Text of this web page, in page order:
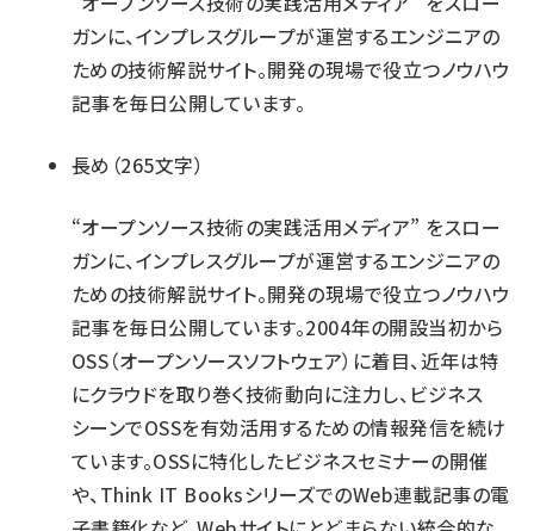
ガンに、インプレスグループが運営するエンジニアの
ための技術解説サイト。開発の現場で役立つノウハウ
記事を毎日公開しています。
長め（265文字）
“オープンソース技術の実践活用メディア” をスロー
ガンに、インプレスグループが運営するエンジニアの
ための技術解説サイト。開発の現場で役立つノウハウ
記事を毎日公開しています。2004年の開設当初から
OSS（オープンソースソフトウェア）に着目、近年は特
にクラウドを取り巻く技術動向に注力し、ビジネス
シーンでOSSを有効活用するための情報発信を続け
ています。OSSに特化したビジネスセミナーの開催
や、Think IT BooksシリーズでのWeb連載記事の電